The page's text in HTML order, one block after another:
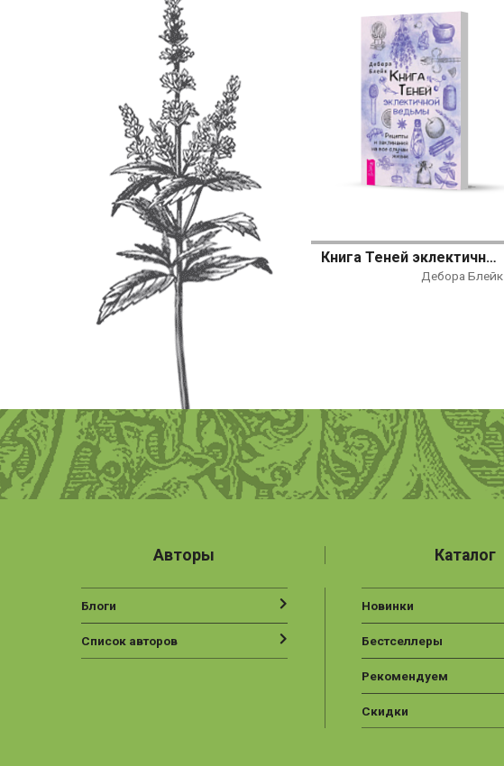
Книга Теней эклектичной ведьмы: рецепты и заклинания на все случаи жизни
Дебора Блейк
Авторы
Блоги
Список авторов
Каталог
Новинки
Бестселлеры
Рекомендуем
Скидки